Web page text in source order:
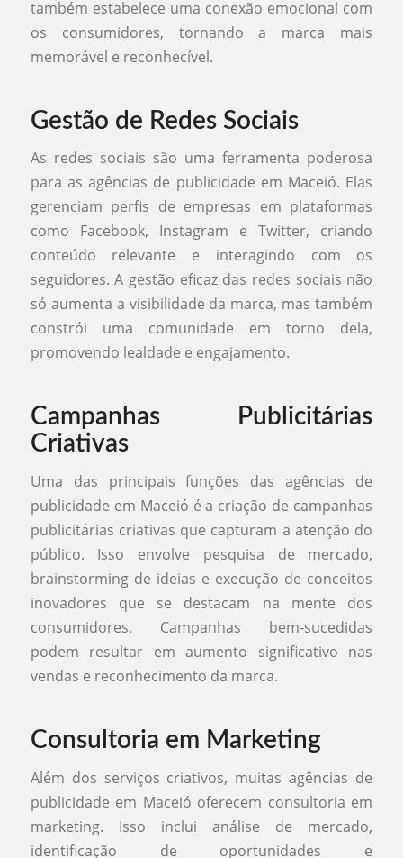
também estabelece uma conexão emocional com
os consumidores, tornando a marca mais
memorável e reconhecível.
Gestão de Redes Sociais
As redes sociais são uma ferramenta poderosa
para as agências de publicidade em Maceió. Elas
gerenciam perfis de empresas em plataformas
como Facebook, Instagram e Twitter, criando
conteúdo relevante e interagindo com os
seguidores. A gestão eficaz das redes sociais não
só aumenta a visibilidade da marca, mas também
constrói uma comunidade em torno dela,
promovendo lealdade e engajamento.
Campanhas Publicitárias
Criativas
Uma das principais funções das agências de
publicidade em Maceió é a criação de campanhas
publicitárias criativas que capturam a atenção do
público. Isso envolve pesquisa de mercado,
brainstorming de ideias e execução de conceitos
inovadores que se destacam na mente dos
consumidores. Campanhas bem-sucedidas
podem resultar em aumento significativo nas
vendas e reconhecimento da marca.
Consultoria em Marketing
Além dos serviços criativos, muitas agências de
publicidade em Maceió oferecem consultoria em
marketing. Isso inclui análise de mercado,
identificação de oportunidades e